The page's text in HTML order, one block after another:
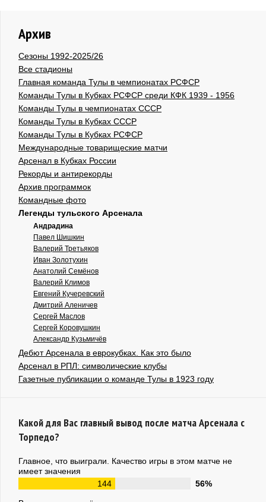
Архив
Сезоны 1992-2025/26
Все стадионы
Главная команда Тулы в чемпионатах РСФСР
Команды Тулы в Кубках РСФСР среди КФК 1939 - 1956
Команды Тулы в чемпионатах СССР
Команды Тулы в Кубках СССР
Команды Тулы в Кубках РСФСР
Международные товарищеские матчи
Арсенал в Кубках России
Рекорды и антирекорды
Архив программок
Командные фото
Легенды тульского Арсенала
Андрадина
Павел Шишкин
Валерий Третьяков
Иван Золотухин
Анатолий Семёнов
Валерий Климов
Евгений Кучеревский
Дмитрий Аленичев
Сергей Маслов
Сергей Коровушкин
Александр Кузьмичёв
Дебют Арсенала в еврокубках. Как это было
Арсенал в РПЛ: символические клубы
Газетные публикации о команде Тулы в 1923 году
Какой для Вас главный вывод после матча Арсенала с
Торпедо?
Главное, что выиграли. Качество игры в этом матче не
имеет значения
144
56%